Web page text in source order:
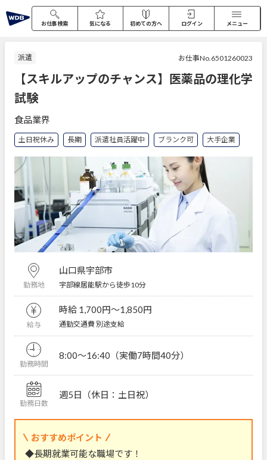
お仕事検索 気になる 初めての方へ ログイン メニュー
派遣 お仕事No.6501260023
【スキルアップのチャンス】医薬品の理化学
試験
食品業界
土日祝休み 長期 派遣社員活躍中 ブランク可 大手企業
勤務地
山口県宇部市
宇部線居能駅から徒歩10分
給与
時給 1,700円〜1,850円
通勤交通費 別途支給
勤務時間
8:00～16:40（実働7時間40分）
勤務日数
週5日（休日：土日祝）
おすすめポイント
◆長期就業可能な職場です！